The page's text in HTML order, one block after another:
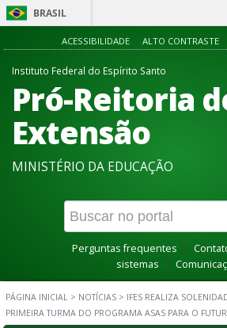
BRASIL
ACESSIBILIDADE ALTO CONTRASTE
Instituto Federal do Espírito Santo
Pró-Reitoria
Extensão
MINISTÉRIO DA EDUCAÇÃO
Perguntas frequentes
sistemas
PÁGINA INICIAL > NOTÍCIAS > IFES REALIZA
PRIMEIRA TURMA DO PROGRAMA ASAS PARA O